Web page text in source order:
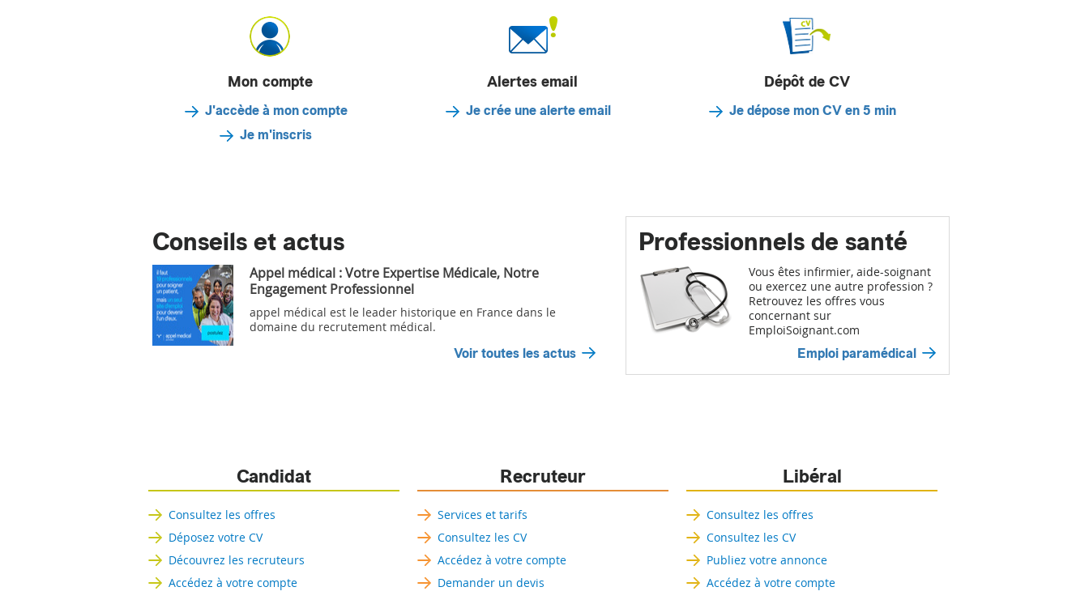
Mon compte
J'accède à mon compte
Je m'inscris
Alertes email
Je crée une alerte email
Dépôt de CV
Je dépose mon CV en 5 min
Conseils et actus
Appel médical : Votre Expertise Médicale, Notre
Engagement Professionnel
appel médical est le leader historique en France dans le
domaine du recrutement médical.
Voir toutes les actus
Professionnels de santé
Vous êtes infirmier, aide-soignant
ou exercez une autre profession ?
Retrouvez les offres vous
concernant sur
EmploiSoignant.com
Emploi paramédical
Candidat
Consultez les offres
Déposez votre CV
Découvrez les recruteurs
Accédez à votre compte
Recruteur
Services et tarifs
Consultez les CV
Accédez à votre compte
Demander un devis
Libéral
Consultez les offres
Consultez les CV
Publiez votre annonce
Accédez à votre compte